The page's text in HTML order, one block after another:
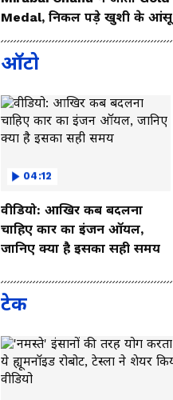
Medal, निकल पड़े खुशी के आंसू
ऑटो
04:12
वीडियो: आखिर कब बदलना
चाहिए कार का इंजन ऑयल,
जानिए क्या है इसका सही समय
टेक